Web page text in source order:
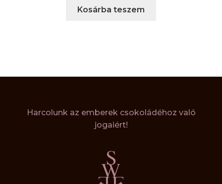
Kosárba teszem
Harcolunk az emberek csokoládéhoz való
jogaiért!